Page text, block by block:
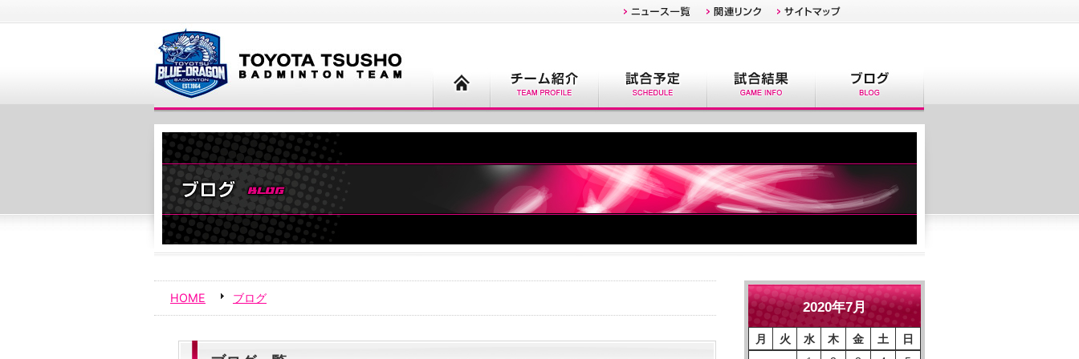
HOME ブログ
2020年7月
月 火 水 木 金 土 日